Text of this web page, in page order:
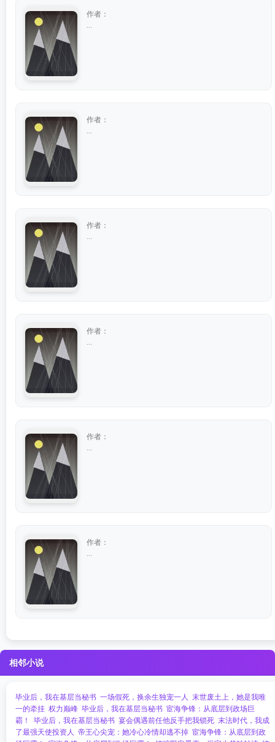
作者：
作者：
作者：
作者：
作者：
作者：
相邻小说
毕业后，我在基层当秘书 一场假死，换余生独宠一人 末世废土上，她是我唯
一的牵挂 权力巅峰 毕业后，我在基层当秘书 宦海争锋：从底层到政场巨
霸！
毕业后，我在基层当秘书 宴会偶遇前任他反手把我锁死 末法时代，我成
了最强天使投资人 帝王心尖宠：她冷心冷情却逃不掉​​ 宦海争锋：从底层到政